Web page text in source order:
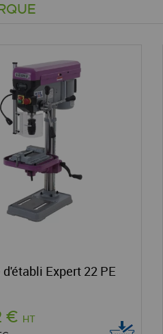
Expert 22 PE
€ HT